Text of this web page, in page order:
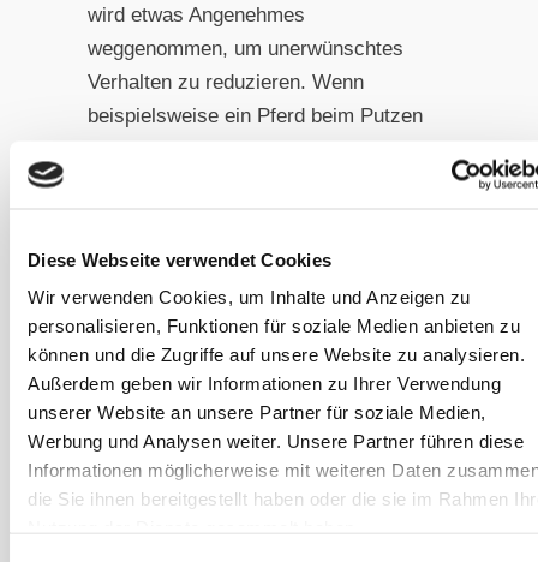
Diese Webseite verwendet Cookies
Wir verwenden Cookies, um Inhalte und Anzeigen zu
personalisieren, Funktionen für soziale Medien anbieten zu
können und die Zugriffe auf unsere Website zu analysieren.
Außerdem geben wir Informationen zu Ihrer Verwendung
unserer Website an unsere Partner für soziale Medien,
Werbung und Analysen weiter. Unsere Partner führen diese
Informationen möglicherweise mit weiteren Daten
die Sie ihnen bereitgestellt haben oder die sie im Rahmen
wird etwas Angenehmes
weggenommen, um unerwünschtes
Verhalten zu reduzieren. Wenn
beispielsweise ein Pferd beim Putzen
Clickertraining zu fordernd wird,
Dieser Ansatz ist meist sehr mild und
kann sehr effektiv sein, erfordert aber
gutes Timing und eine vorherige
positive Assoziation mit der Aktivität,
die entzogen wird. Das Pferd muss